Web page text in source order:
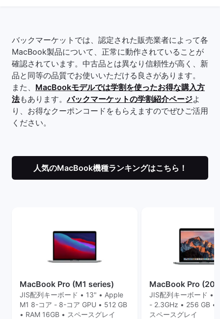
バックマーケットでは、認定された販売業者によって各
MacBook製品について、正常に動作されていることが
確認されています。中古品とは異なり信頼性が高く、新
品と同等の品質でお使いいただける良さがあります。
また、 MacBookモデルでは学割を使ったお得な購入方
法もあります。バックマーケットの学割紹介ページよ
り、お得なクーポンコードをもらえますのでぜひご活用
ください。
人気のMacBook機種ランキングはこちら！
MacBook Pro (M1 series)
JIS配列キーボード • 13" • Apple
M1 8-コア - 8-コア GPU • 512 GB
• RAM 16GB • スペースグレイ
MacBook Pro
JIS配列キーボード •
- 2.3GHz • 256 GB •
スペースグレイ